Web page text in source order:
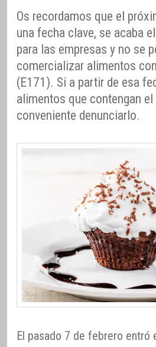
Os recordamos que el
una fecha clave, se acaba
para las empresas y no se
comercializar alimentos
(E171). Si a partir de esa
alimentos que contengan
conveniente denunciarlo.
El pasado 7 de febrero entró